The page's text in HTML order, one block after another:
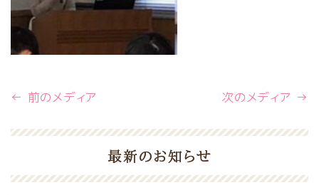
← 前のメディア 次のメディア →
最新のお知らせ